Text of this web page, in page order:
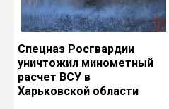
Спецназ Росгвардии
уничтожил минометный
расчет ВСУ в
Харьковской области